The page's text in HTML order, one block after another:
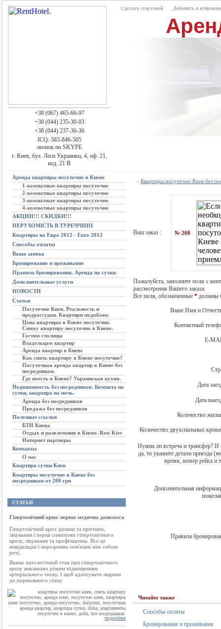
+38 (067) 465-66-97
+38 (044) 235-30-03
+38 (044) 237-36-36
ICQ: 583-846-505
звонок по SKYPE
г. Киев, бул. Леси Украинки, 4, оф. 21,
код. 21 В
Сделать стартовой Добавить в
Аренда квартиры посуточно в Киеве
1-комнатные квартиры посуточно
2-комнатные квартиры посуточно
3-комнатные квартиры посуточно
4-комнатные квартиры посуточно
АКЦИИ!!! СКИДКИ!!!
НЕРУХОМІСТЬ В ТУРЕЧЧИНІ
Квартиры на Евро 2012 - Euro 2012
Способы оплаты
Ваша заявка
Бронирование и проживание
Правила бронирования. Аренда на сутки.
Дополнительные услуги
НОВОСТИ
Статьи
Посуточно Киев. Реальность и
предрассудки. Квартири подобово.
Цена квартиры в Киеве посуточно.
Сниму квартиру посуточно в Киеве.
Гостям столицы
Владельцам квартир
Аренда квартир в Киеве
Как снять квартиру в Киеве посуточно?
Посуточная аренда квартир в Киеве без
посредников.
Где поесть в Киеве? Украинская кухня.
Недвижимость без посредников. Комната на
сутки, квартира на ночь.
Аренда без посредников
Продажа без посредников
Полезные ссылки
БТИ Киева
Отдых и развлечения в Киеве. Rest Kiev
Интернет партнеры
Контакты
О нас
Квартира сутки Киев
Квартиры посуточно в Киеве без
посредников от 200 грн
СТАТЬИ
Гіпертонічний криз: перша медична допомога
Гіпертонічний криз: ризики та причини,
лікування і перші симптоми гіпертонічного
кризу, лікування та профілактика. Все це
невідкладні і нерозривно пов'язані між собою
речі.
Важке патологічний стан при гіпертонічного
кризу викликано різким підвищенням
артеріального тиску. І щоб адаптувати людини
до нормального стану
подробнее
» Квартиры посуточно Киев без
Ваш заказ : № 208
Пожалуйста, заполните поля с
рассмотрения Вашего заказа.
Все поля, обозначенные * должны
Ваше Имя и
Контактный
E-
Дата
Дата
Количество
Количество двухспальных
Нужна ли встреча и трансфер? И
да, то укажите детали приезда
время, номер рейса и
Дополнительная
Правила
Читайте также
Способы оплаты
Бронирование и проживание